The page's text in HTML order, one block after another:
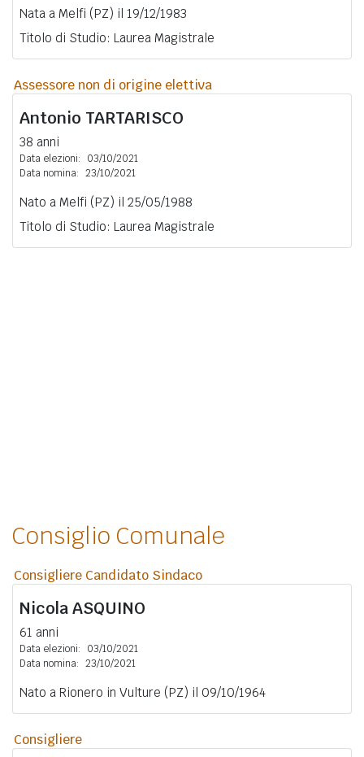
Nata a Melfi (PZ) il 19/12/1983
Titolo di Studio: Laurea Magistrale
Assessore non di origine elettiva
Antonio TARTARISCO
38 anni
Data elezioni:
03/10/2021
Data nomina: 23/10/2021
Nato a Melfi (PZ) il 25/05/1988
Titolo di Studio: Laurea Magistrale
Consiglio Comunale
Consigliere Candidato Sindaco
NicolaASQUINO
61 anni
Data elezioni:
03/10/2021
Data nomina: 23/10/2021
Nato a Rionero in Vulture (PZ) il 09/10/1964
Consigliere